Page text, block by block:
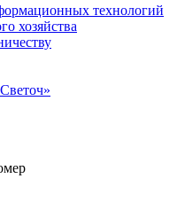
технологий
хозяйства